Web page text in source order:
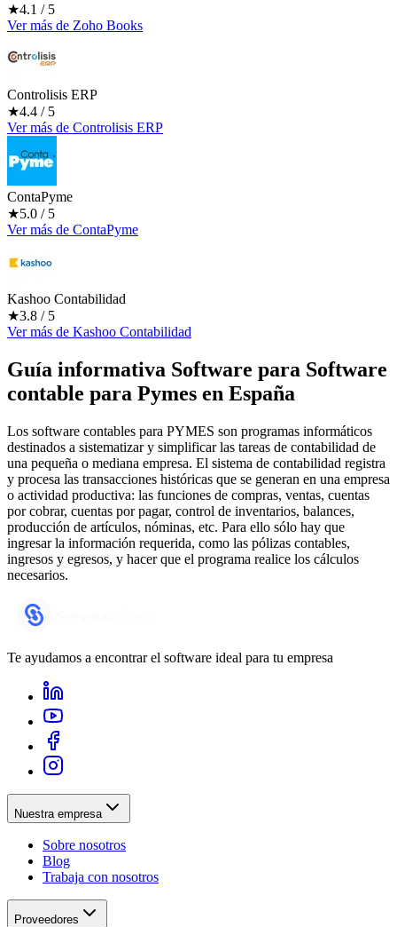
★4.1 / 5
Ver más de Zoho Books
Controlisis ERP
★4.4 / 5
Ver más de Controlisis ERP
ContaPyme
★5.0 / 5
Ver más de ContaPyme
Kashoo Contabilidad
★3.8 / 5
Ver más de Kashoo Contabilidad
Guía informativa Software para Software
contable para Pymes en España
Los software contables para PYMES son programas informáticos
destinados a sistematizar y simplificar las tareas de contabilidad de
una pequeña o mediana empresa. El sistema de contabilidad registra
y procesa las transacciones históricas que se generan en una empresa
o actividad productiva: las funciones de compras, ventas, cuentas
por cobrar, cuentas por pagar, control de inventarios, balances,
producción de artículos, nóminas, etc. Para ello sólo hay que
ingresar la información requerida, como las pólizas contables,
ingresos y egresos, y hacer que el programa realice los cálculos
necesarios.
Te ayudamos a encontrar el software ideal para tu empresa
Nuestra empresa
Sobre nosotros
Blog
Trabaja con nosotros
Proveedores